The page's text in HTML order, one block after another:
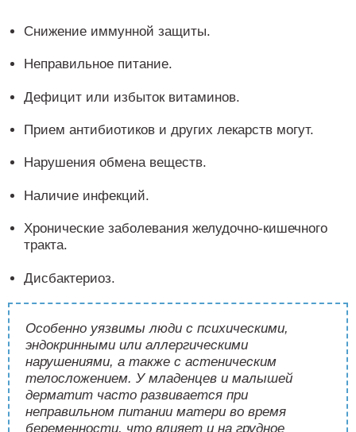
Снижение иммунной защиты.
Неправильное питание.
Дефицит или избыток витаминов.
Прием антибиотиков и других лекарств могут.
Нарушения обмена веществ.
Наличие инфекций.
Хронические заболевания желудочно-кишечного
тракта.
Дисбактериоз.
Особенно уязвимы люди с психическими,
эндокринными или аллергическими
нарушениями, а также с астеническим
телосложением. У младенцев и малышей
дерматит часто развивается при
неправильном питании матери во время
беременности, что влияет и на грудное